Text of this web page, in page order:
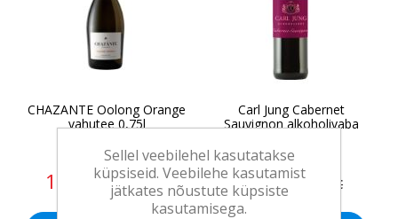
CHAZANTE Oolong Orange
vahutee 0,75l
14,90 € 18,90 €
Carl Jung Cabernet
Sauvignon alkoholivaba
5,25 € 6,60 €
Sellel veebilehel kasutatakse
küpsiseid. Veebilehe kasutamist
jätkates nõustute küpsiste
kasutamisega.